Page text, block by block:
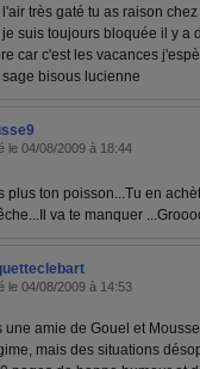
l'air très gaté tu as raison
suis toujours bloquée il y a
car c'est les vacances
bisous lucienne
le 04/08/2009 à 18:44
plus ton poisson...Tu en
va te manquer
le 04/08/2009 à 14:53
une amie de Gouel et
mais des situations